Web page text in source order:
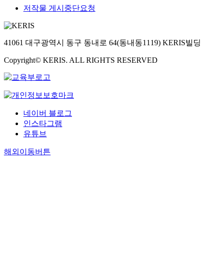
저작물 게시중단요청
41061 대구광역시 동구 동내로 64(동내동1119) KERIS빌딩
Copyright© KERIS. ALL RIGHTS RESERVED
네이버 블로그
인스타그램
유튜브
해외이동버튼